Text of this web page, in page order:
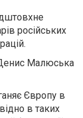
російських
Денис Малюська
Європу в
в таких